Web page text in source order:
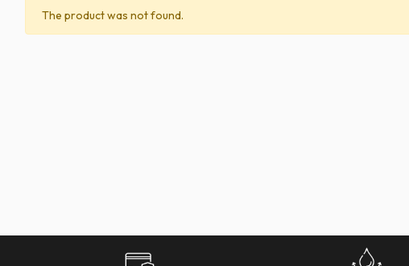
The product was not found.